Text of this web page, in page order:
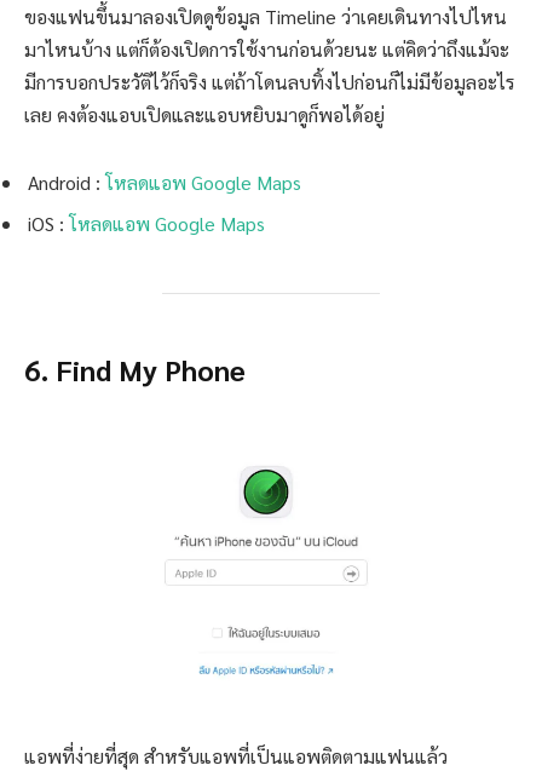
ของแฟนขึ้นมาลองเปิดดูข้อมูล Timeline ว่าเคยเดินทางไปไหน
มาไหนบ้าง แต่ก็ต้องเปิดการใช้งานก่อนด้วยนะ แต่คิดว่าถึงแม้จะ
มีการบอกประวัติไว้ก็จริง แต่ถ้าโดนลบทิ้งไปก่อนก็ไม่มีข้อมูลอะไร
เลย คงต้องแอบเปิดและแอบหยิบมาดูก็พอได้อยู่
Android :โหลดแอพ Google Maps
iOS :โหลดแอพ Google Maps
6. Find My Phone
แอพที่ง่ายที่สุด สำหรับแอพที่เป็นแอพติดตามแฟนแล้ว